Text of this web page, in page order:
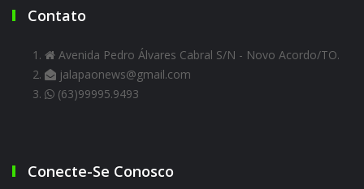
Contato
Avenida Pedro Álvares Cabral S/N - Novo Acordo/TO.
jalapaonews@gmail.com
(63)99995.9493
Conecte-Se Conosco